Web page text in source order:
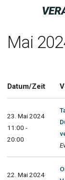
Mai
Datum/Zeit
23. Mai 2024
11:00 -
20:00
22. Mai 2024